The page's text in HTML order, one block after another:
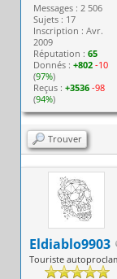
Messages : 2 506
Sujets : 17
Inscription : Avr.
2009
Réputation :65
Donnés :+802 -10
(97%)
Reçus :+3536 -98
(94%)
Trouver
Eldiablo9903
Touriste